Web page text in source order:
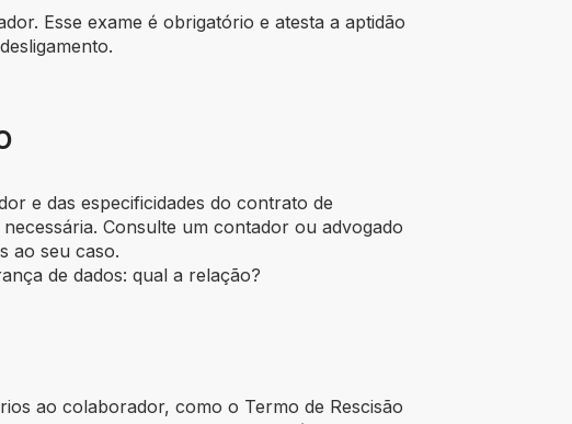
Esse exame é obrigatório e atesta a aptidão
e das especificidades do contrato de
Consulte um contador ou advogado
ao seu caso.
de dados: qual a relação?
ao colaborador, como o Termo de Rescisão